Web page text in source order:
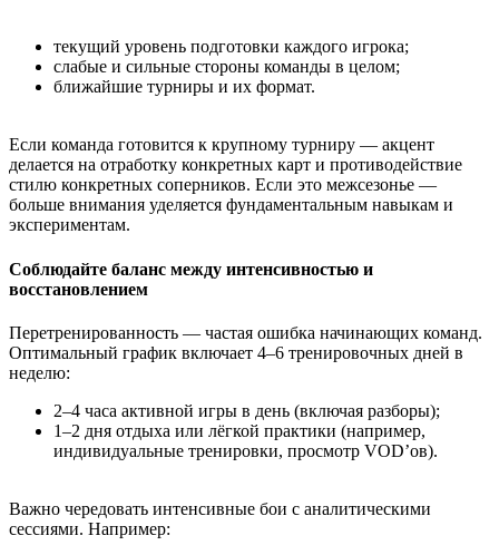
текущий уровень подготовки каждого игрока;
слабые и сильные стороны команды в целом;
ближайшие турниры и их формат.
Если команда готовится к крупному турниру — акцент
делается на отработку конкретных карт и противодействие
стилю конкретных соперников. Если это межсезонье —
больше внимания уделяется фундаментальным навыкам и
экспериментам.
Соблюдайте баланс между интенсивностью и
восстановлением
Перетренированность — частая ошибка начинающих команд.
Оптимальный график включает 4–6 тренировочных дней в
неделю:
2–4 часа активной игры в день (включая разборы);
1–2 дня отдыха или лёгкой практики (например,
индивидуальные тренировки, просмотр VOD’ов).
Важно чередовать интенсивные бои с аналитическими
сессиями. Например: